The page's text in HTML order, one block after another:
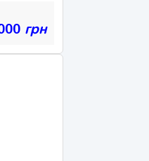
грн